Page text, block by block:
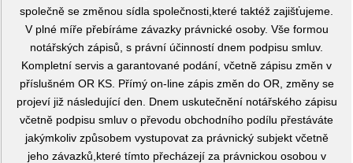
společně se změnou sídla společnosti,které taktéž zajišťujeme.
V plné míře přebíráme závazky právnické osoby. Vše formou
notářských zápisů, s právní účinností dnem podpisu smluv.
Kompletní servis a garantované podání, včetně zápisu změn v
příslušném OR KS. Přímý on-line zápis změn do OR, změny se
projeví již následující den. Dnem uskutečnění notářského zápisu
včetně podpisu smluv o převodu obchodního podílu přestáváte
jakýmkoliv způsobem vystupovat za právnický subjekt včetně
jeho závazků,které tímto přecházejí za právnickou osobou v